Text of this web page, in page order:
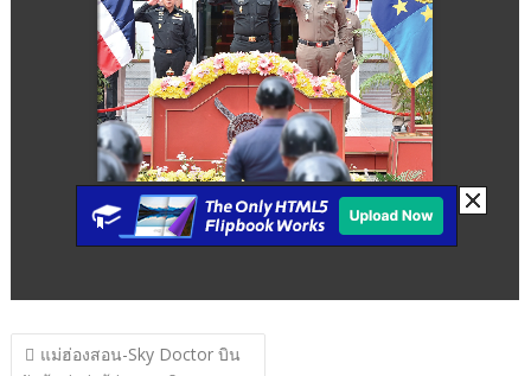
แนะแนว
แม่ฮ่องสอน-Sky Doctor บิน